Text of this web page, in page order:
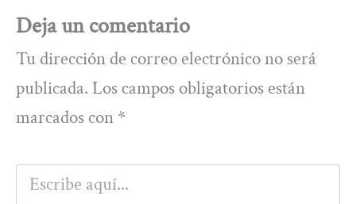
Deja un comentario
Tu dirección de correo electrónico no será
publicada. Los campos obligatorios están
marcados con *
Escribe
aquí...